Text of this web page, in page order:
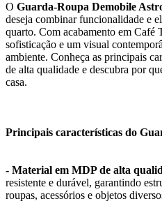
O Guarda-Roupa Demobile
deseja combinar funcionalidade e
quarto. Com acabamento em Café
sofisticação e um visual
ambiente. Conheça as principais
de alta qualidade e descubra por
casa.
Principais características do
- Material em MDP de alta
resistente e durável, garantindo
roupas, acessórios e objetos